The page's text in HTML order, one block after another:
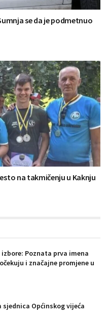
se da je podmetnuo
na takmičenju u Kaknju
Poznata prva imena
i značajne promjene u
sjednica Općinskog vijeća